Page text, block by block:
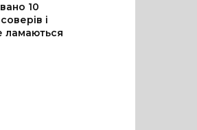
10
і
ламаються